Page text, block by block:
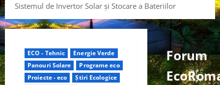
Sistemul de Invertor Solar și Stocare a Bateriilor
ECO - Tehnic
Energie Verde
Panouri Solare
Programe eco
Proiecte - eco
Știri Ecologice
Forum